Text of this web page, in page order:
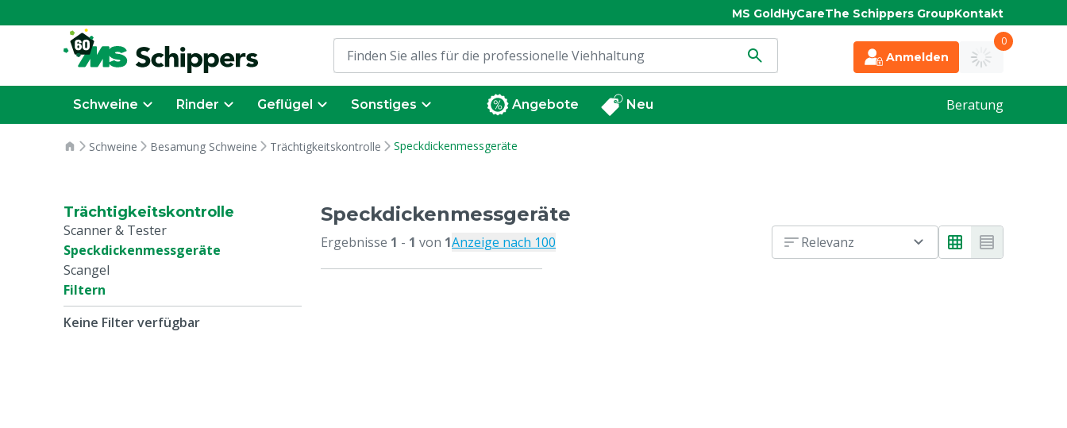
MS GoldHyCareThe Schippers GroupKontakt
Anmelden
0
Schweine Rinder Geflügel Sonstiges Angebote Neu Beratung
Schweine Besamung Schweine Trächtigkeitskontrolle Speckdickenmessgeräte
Trächtigkeitskontrolle
Scanner & Tester
Speckdickenmessgeräte
Scangel
Filtern
Keine Filter verfügbar
Speckdickenmessgeräte
Ergebnisse 1 - 1 von 1Anzeige nach 100 Relevanz